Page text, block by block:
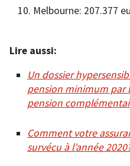
Melbourne: 207.377
Lire aussi:
Un dossier
pension minimum par
pension
Comment votre
survécu à l’année